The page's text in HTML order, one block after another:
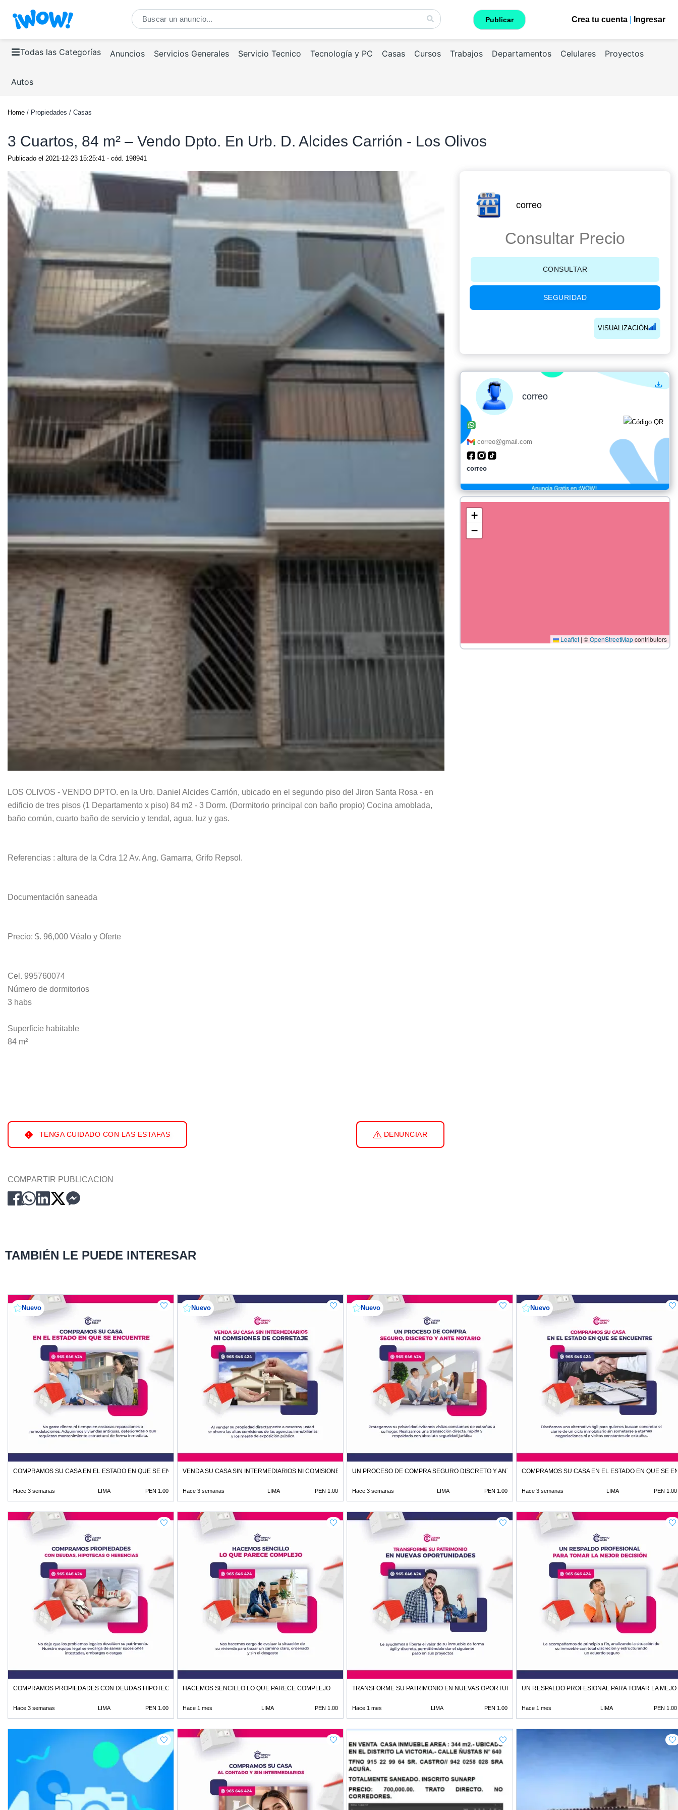
Publicar Crea tu cuenta| Ingresar
Todas las Categorías Anuncios Servicios Generales Servicio Tecnico Tecnología y PC Casas Cursos Trabajos Departamentos Celulares Proyectos
Autos
Home / Propiedades / Casas
3 Cuartos, 84 m² – Vendo Dpto. En Urb. D. Alcides Carrión - Los Olivos
Publicado el 2021-12-23 15:25:41 - cód. 198941
LOS OLIVOS - VENDO DPTO. en la Urb. Daniel Alcides Carrión, ubicado en el segundo piso del Jiron Santa Rosa - en
edificio de tres pisos (1 Departamento x piso) 84 m2 - 3 Dorm. (Dormitorio principal con baño propio) Cocina amoblada,
baño común, cuarto baño de servicio y tendal, agua, luz y gas.
Referencias : altura de la Cdra 12 Av. Ang. Gamarra, Grifo Repsol.
Documentación saneada
Precio: $. 96,000 Véalo y Oferte
Cel. 995760074
Número de dormitorios
3 habs
Superficie habitable
84 m²
TENGA CUIDADO CON LAS ESTAFAS DENUNCIAR
COMPARTIR PUBLICACION
correo
Consultar Precio
CONSULTAR
SEGURIDAD
VISUALIZACIÓN
correo
correo@gmail.com
correo
+
−
Leaflet | ©OpenStreetMapcontributors
TAMBIÉN LE PUEDE INTERESAR
Nuevo
COMPRAMOS SU CASA EN EL ESTADO EN QUE SE ENCUENTRE
Hace 3 semanas LIMA PEN 1.00
Nuevo
VENDA SU CASA SIN INTERMEDIARIOS NI COMISIONES DE CORRETAJE
Hace 3 semanas LIMA PEN 1.00
Nuevo
UN PROCESO DE COMPRA SEGURO DISCRETO Y ANTE NOTARIO
Hace 3 semanas LIMA PEN 1.00
Nuevo
COMPRAMOS SU CASA EN EL ESTADO EN QUE SE
Hace 3 semanas LIMA PEN 1.00
COMPRAMOS PROPIEDADES CON DEUDAS HIPOTECAS O HERENCIAS
Hace 3 semanas LIMA PEN 1.00
HACEMOS SENCILLO LO QUE PARECE COMPLEJO
Hace 1 mes LIMA PEN 1.00
TRANSFORME SU PATRIMONIO EN NUEVAS OPORTUNIDADES
Hace 1 mes LIMA PEN 1.00
UN RESPALDO PROFESIONAL PARA TOMAR LA
Hace 1 mes LIMA PEN 1.00